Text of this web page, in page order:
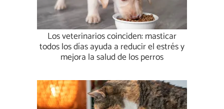
Los veterinarios coinciden: masticar
todos los días ayuda a reducir el estrés y
mejora la salud de los perros